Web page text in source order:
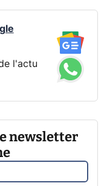
l'actu
newsletter